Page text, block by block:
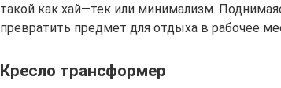
такой как хай—тек или минимализм.
превратить предмет для отдыха в рабочее
Кресло трансформер